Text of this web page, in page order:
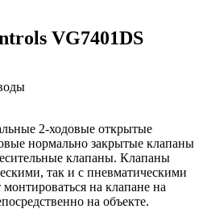
VG7401DS
2-ходовые открытые
нормально закрытые клапаны
клапаны. Клапаны
так и с пневматическими
на клапане на
на объекте.